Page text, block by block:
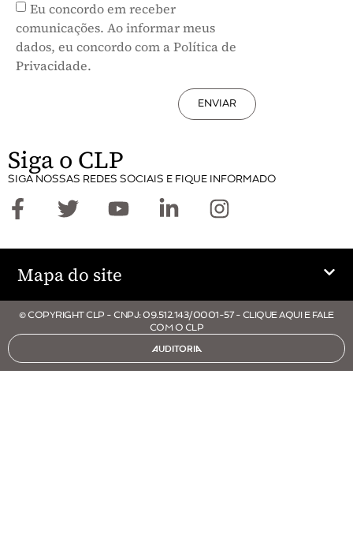
Eu concordo em receber
comunicações. Ao informar meus
dados, eu concordo com a Política de
Privacidade.
ENVIAR
Siga o CLP
SIGA NOSSAS REDES SOCIAIS E FIQUE INFORMADO
Mapa do site
© COPYRIGHT CLP - CNPJ: 09.512.143/0001-57 - CLIQUE AQUI E FALE
COM O CLP
AUDITORIA